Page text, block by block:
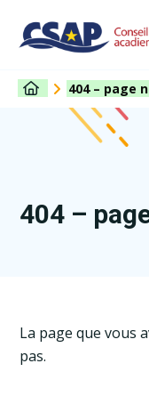
404 – page
404 –
La page que vous
pas.